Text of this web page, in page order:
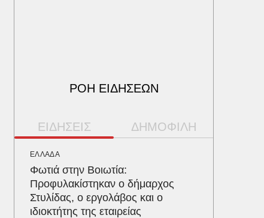
ΡΟΗ ΕΙΔΗΣΕΩΝ
ΕΙΔΗΣΕΙΣ ΔΗΜΟΦΙΛΗ
ΕΛΛΑΔΑ
Φωτιά στην Βοιωτία:
Προφυλακίστηκαν ο δήμαρχος
Στυλίδας, ο εργολάβος και ο
ιδιοκτήτης της εταιρείας